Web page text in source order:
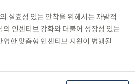
실효성 있는 안착을 위해서는 자발적
의 인센티브 강화와 더불어 성장성 있는
영한 맞춤형 인센티브 지원이 병행될